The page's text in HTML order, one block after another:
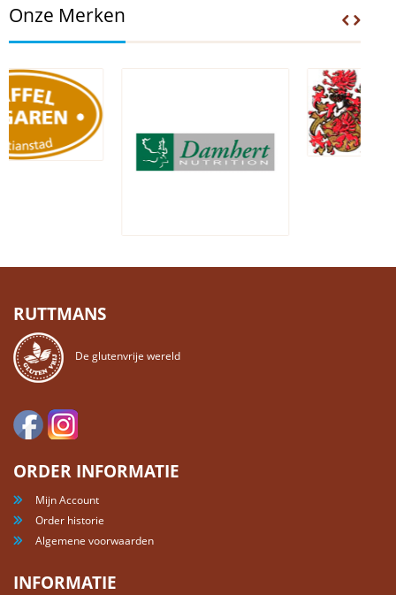
Onze Merken
RUTTMANS
De glutenvrije wereld
ORDER INFORMATIE
Mijn Account
Order historie
Algemene voorwaarden
INFORMATIE